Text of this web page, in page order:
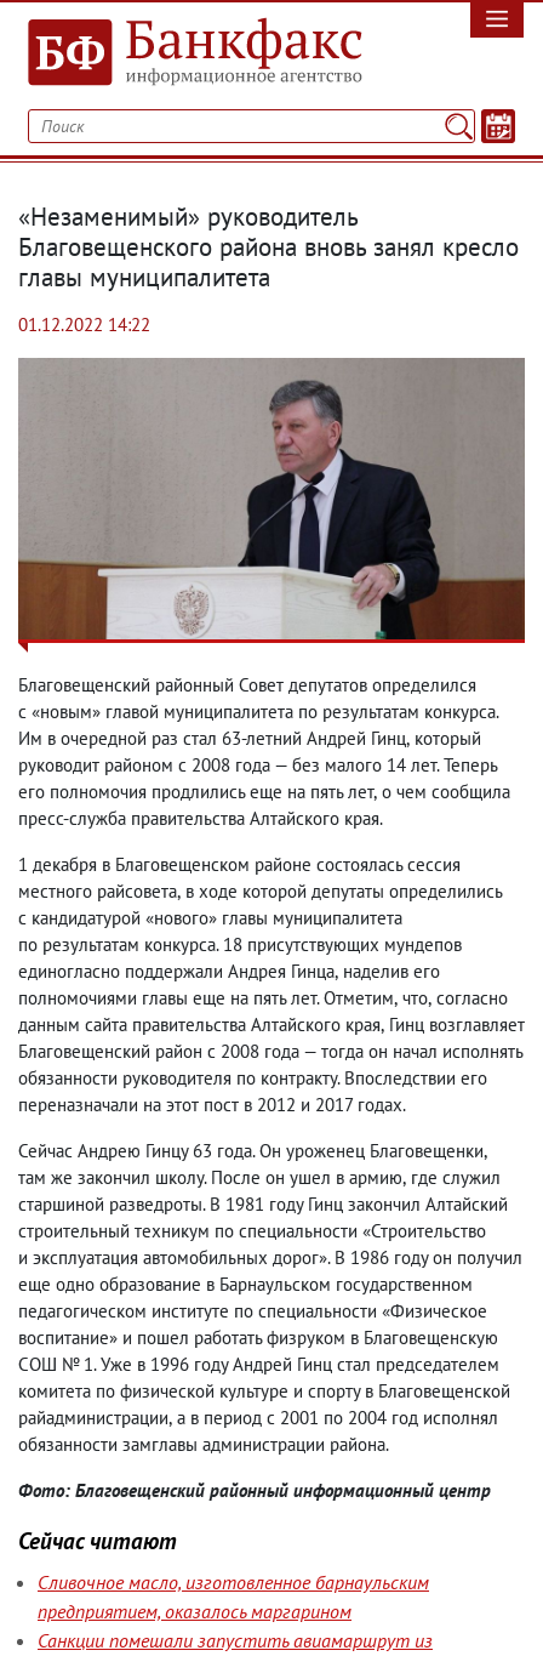
«Незаменимый» руководитель
Благовещенского района вновь занял кресло
главы муниципалитета
01.12.2022 14:22
Благовещенский районный Совет депутатов определился
с «новым» главой муниципалитета по результатам конкурса.
Им в очередной раз стал 63-летний Андрей Гинц, который
руководит районом с 2008 года — без малого 14 лет. Теперь
его полномочия продлились еще на пять лет, о чем сообщила
пресс-служба правительства Алтайского края.
1 декабря в Благовещенском районе состоялась сессия
местного райсовета, в ходе которой депутаты определились
с кандидатурой «нового» главы муниципалитета
по результатам конкурса. 18 присутствующих мундепов
единогласно поддержали Андрея Гинца, наделив его
полномочиями главы еще на пять лет. Отметим, что, согласно
данным сайта правительства Алтайского края, Гинц возглавляет
Благовещенский район с 2008 года — тогда он начал исполнять
обязанности руководителя по контракту. Впоследствии его
переназначали на этот пост в 2012 и 2017 годах.
Сейчас Андрею Гинцу 63 года. Он уроженец Благовещенки,
там же закончил школу. После он ушел в армию, где служил
старшиной разведроты. В 1981 году Гинц закончил Алтайский
строительный техникум по специальности «Строительство
и эксплуатация автомобильных дорог». В 1986 году он получил
еще одно образование в Барнаульском государственном
педагогическом институте по специальности «Физическое
воспитание» и пошел работать физруком в Благовещенскую
СОШ № 1. Уже в 1996 году Андрей Гинц стал председателем
комитета по физической культуре и спорту в Благовещенской
райадминистрации, а в период с 2001 по 2004 год исполнял
обязанности замглавы администрации района.
Фото: Благовещенский районный информационный центр
Сейчас читают
Сливочное масло, изготовленное барнаульским
предприятием, оказалось маргарином
Санкции помешали запустить авиамаршрут из